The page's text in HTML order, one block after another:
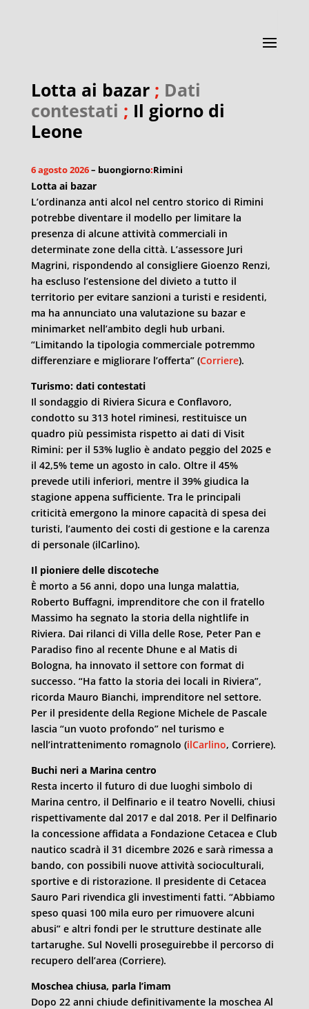
Lotta ai bazar; Dati
contestati ; Il giorno di
Leone
6 agosto 2026– buongiorno:Rimini
Lotta ai bazar
L’ordinanza anti alcol nel centro storico di Rimini
potrebbe diventare il modello per limitare la
presenza di alcune attività commerciali in
determinate zone della città. L’assessore Juri
Magrini, rispondendo al consigliere Gioenzo Renzi,
ha escluso l’estensione del divieto a tutto il
territorio per evitare sanzioni a turisti e residenti,
ma ha annunciato una valutazione su bazar e
minimarket nell’ambito degli hub urbani.
“Limitando la tipologia commerciale potremmo
differenziare e migliorare l’offerta” (Corriere).
Turismo: dati contestati
Il sondaggio di Riviera Sicura e Conflavoro,
condotto su 313 hotel riminesi, restituisce un
quadro più pessimista rispetto ai dati di Visit
Rimini: per il 53% luglio è andato peggio del 2025 e
il 42,5% teme un agosto in calo. Oltre il 45%
prevede utili inferiori, mentre il 39% giudica la
stagione appena sufficiente. Tra le principali
criticità emergono la minore capacità di spesa dei
turisti, l’aumento dei costi di gestione e la carenza
di personale (ilCarlino).
Il pioniere delle discoteche
È morto a 56 anni, dopo una lunga malattia,
Roberto Buffagni, imprenditore che con il fratello
Massimo ha segnato la storia della nightlife in
Riviera. Dai rilanci di Villa delle Rose, Peter Pan e
Paradiso fino al recente Dhune e al Matis di
Bologna, ha innovato il settore con format di
successo. “Ha fatto la storia dei locali in Riviera”,
ricorda Mauro Bianchi, imprenditore nel settore.
Per il presidente della Regione Michele de Pascale
lascia “un vuoto profondo” nel turismo e
nell’intrattenimento romagnolo (ilCarlino, Corriere).
Buchi neri a Marina centro
Resta incerto il futuro di due luoghi simbolo di
Marina centro, il Delfinario e il teatro Novelli, chiusi
rispettivamente dal 2017 e dal 2018. Per il Delfinario
la concessione affidata a Fondazione Cetacea e Club
nautico scadrà il 31 dicembre 2026 e sarà rimessa a
bando, con possibili nuove attività socioculturali,
sportive e di ristorazione. Il presidente di Cetacea
Sauro Pari rivendica gli investimenti fatti. “Abbiamo
speso quasi 100 mila euro per rimuovere alcuni
abusi” e altri fondi per le strutture destinate alle
tartarughe. Sul Novelli proseguirebbe il percorso di
recupero dell’area (Corriere).
Moschea chiusa, parla l’imam
Dopo 22 anni chiude definitivamente la moschea Al